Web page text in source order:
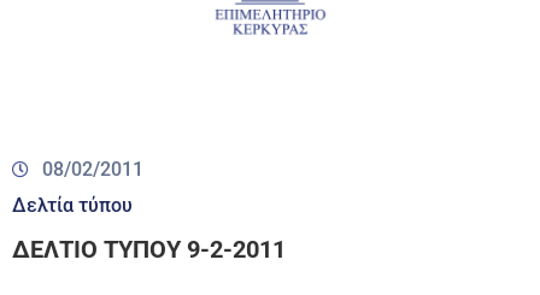
08/02/2011
Δελτία τύπου
ΔΕΛΤΙΟ ΤΥΠΟΥ 9-2-2011